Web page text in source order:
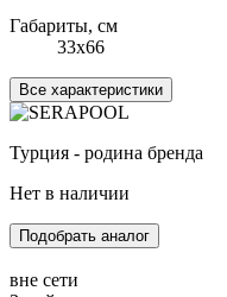
Габариты, см
33x66
Все характеристики
Турция - родина бренда
Нет в наличии
Подобрать аналог
вне сети